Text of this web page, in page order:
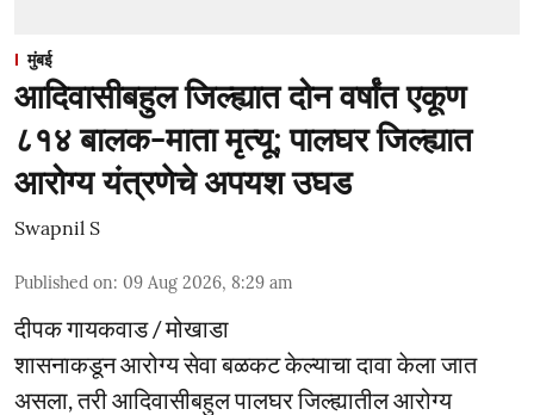
मुंबई
आदिवासीबहुल जिल्ह्यात दोन वर्षांत एकूण
८१४ बालक-माता मृत्यू; पालघर जिल्ह्यात
आरोग्य यंत्रणेचे अपयश उघड
Swapnil S
Published on: 09 Aug 2026, 8:29 am
दीपक गायकवाड / मोखाडा
शासनाकडून आरोग्य सेवा बळकट केल्याचा दावा केला जात
असला, तरी आदिवासीबहुल पालघर जिल्ह्यातील आरोग्य